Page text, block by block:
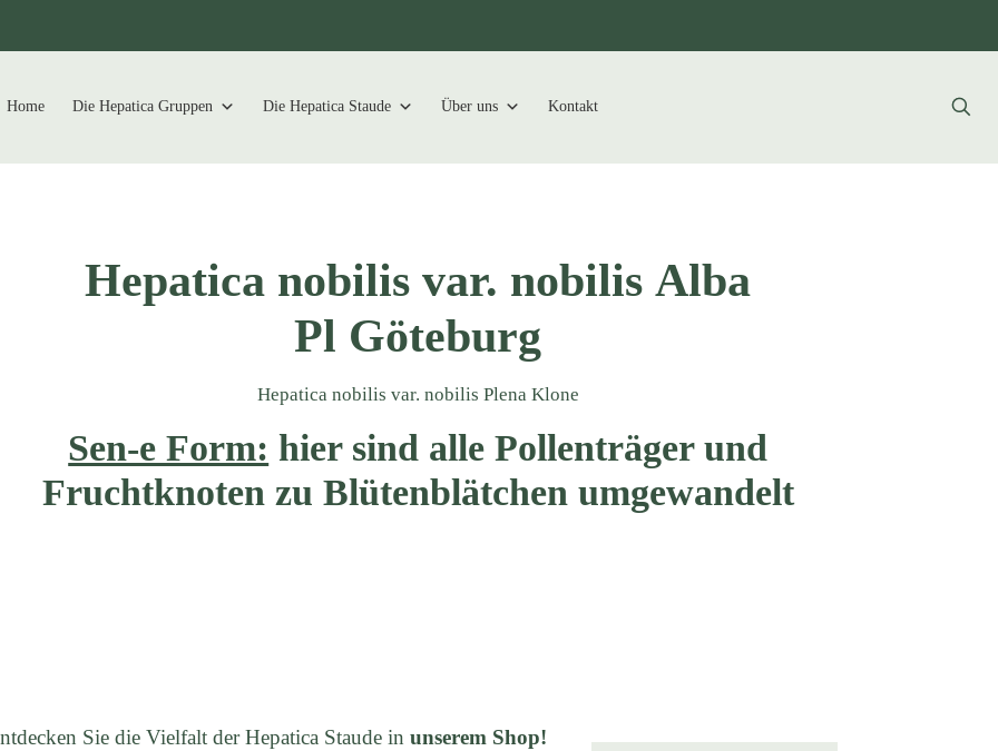
Home Die Hepatica Gruppen Die Hepatica Staude Über uns Kontakt
Hepatica nobilis var. nobilis Alba
Pl Göteburg
Hepatica nobilis var. nobilis Plena Klone
Sen-e Form: hier sind alle Pollenträger und
Fruchtknoten zu Blütenblätchen umgewandelt
Sie die Vielfalt der Hepatica Staude inunserem Shop!